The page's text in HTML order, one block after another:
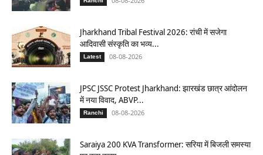
Jharkhand Tribal Festival 2026: रांची में सजेगा
आदिवासी संस्कृति का भव्य...
Latest 08-08-2026
JPSC JSSC Protest Jharkhand: झारखंड छात्र आंदोलन
में नया विवाद, ABVP...
Ranchi 08-08-2026
Saraiya 200 KVA Transformer: सरिया में बिजली समस्या